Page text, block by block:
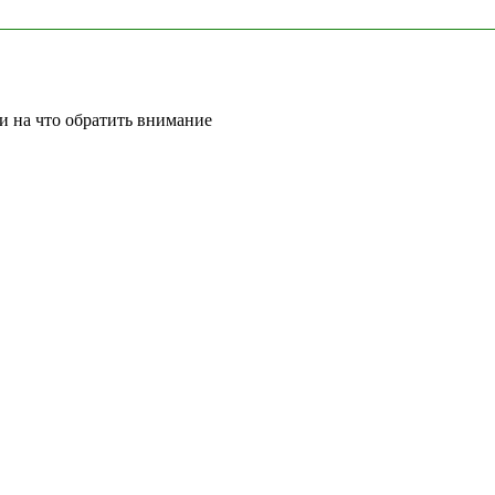
на что обратить внимание